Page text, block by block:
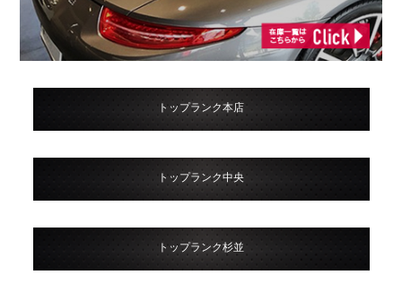
トップランク本店
トップランク中央
トップランク杉並